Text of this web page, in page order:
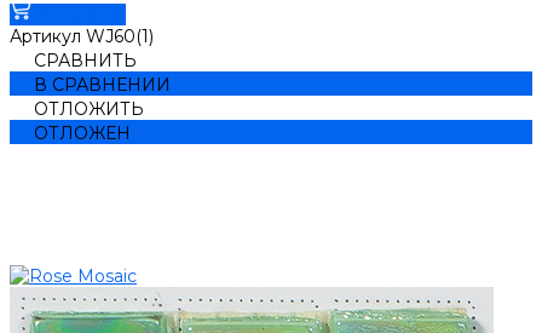
Артикул WJ60(1)
СРАВНИТЬ
В СРАВНЕНИИ
ОТЛОЖИТЬ
ОТЛОЖЕН